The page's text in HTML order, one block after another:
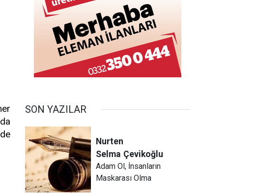
SON YAZILAR
Nurten
Selma Çevikoğlu
Adam Ol, İnsanların
Maskarası Olma